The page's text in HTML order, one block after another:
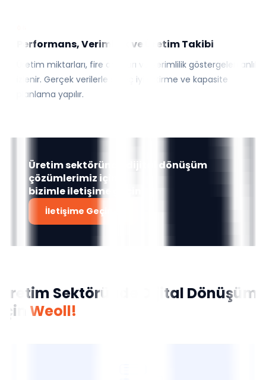
Performans, Verimlilik ve Üretim Takibi
Üretim miktarları, fire oranları ve verimlilik göstergeleri anlık
izlenir. Gerçek verilerle süreç iyileştirme ve kapasite
planlama yapılır.
Üretim sektöründe dijital dönüşüm
çözümlerimiz için
bizimle iletişime geçin!
İletişime Geçin
Üretim Sektöründe Dijital Dönüşüm
için Weoll!